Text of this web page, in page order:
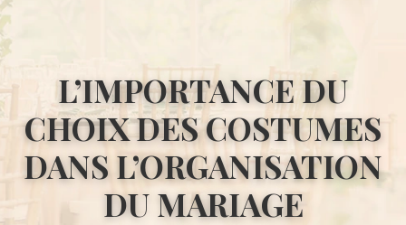
L’IMPORTANCE DU
CHOIX DES COSTUMES
DANS L’ORGANISATION
DU MARIAGE